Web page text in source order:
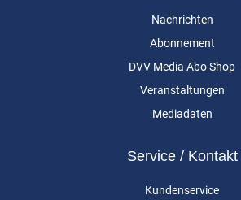
Nachrichten
Abonnement
DVV Media Abo Shop
Veranstaltungen
Mediadaten
Service / Kontakt
Kundenservice